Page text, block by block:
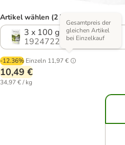
Artikel wählen (2 Varianten)
3 x 100 g
1924722.0
-12.36% Einzeln 11,97 €
Gesamtpreis der
gleichen Artikel
bei Einzelkauf
10,49 €
34,97 € / kg